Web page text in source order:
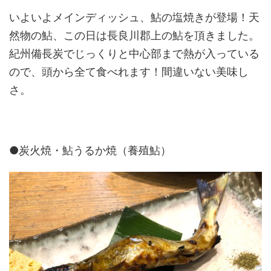
いよいよメインディッシュ、鮎の塩焼きが登場！天
然物の鮎、この日は長良川郡上の鮎を頂きました。
紀州備長炭でじっくりと中心部まで熱が入っている
ので、頭から全て食べれます！間違いない美味し
さ。
●炭火焼・鮎うるか焼（養殖鮎）